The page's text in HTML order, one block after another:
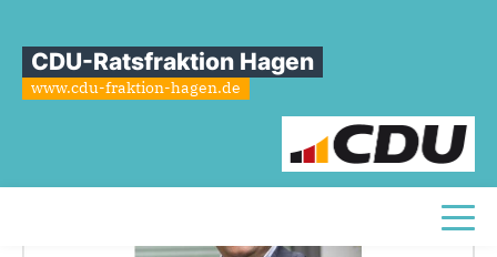
CDU-Ratsfraktion Hagen
www.cdu-fraktion-hagen.de
Sie sind hier
DennisRehbein